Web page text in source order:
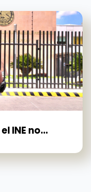
INE no...